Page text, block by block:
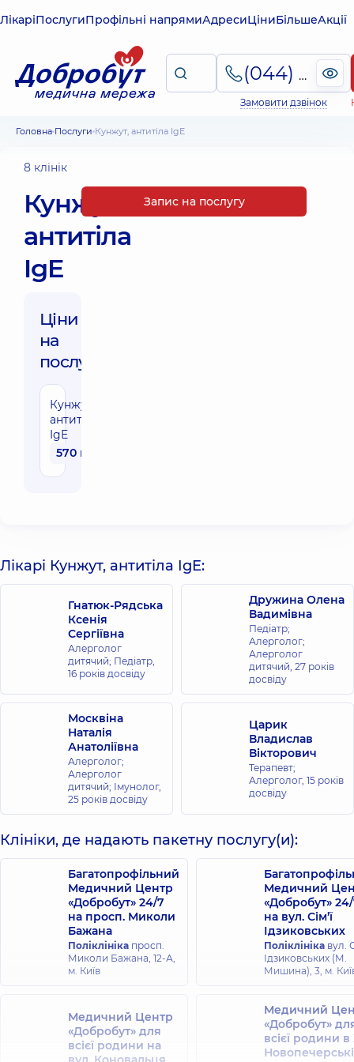
ЛікаріПослугиПрофільні напрямиАдресиЦіниБільшеАкції
(044) 495-2-888
Замовити дзвінок
Головна Послуги Кунжут, антитіла IgE
8 клінік
Кунжут,
антитіла
IgE
Ціни
на
послуги:
Кунжут,
антитіла
IgE
570 грн
Запис на послугу
Лікарі Кунжут, антитіла IgE:
Гнатюк-Рядська
Ксенія
Сергіївна
Алерголог
дитячий; Педіатр,
16 років досвіду
Дружина Олена
Вадимівна
Педіатр;
Алерголог;
Алерголог
дитячий, 27 років
досвіду
Москвіна
Наталія
Анатоліївна
Алерголог;
Алерголог
дитячий; Імунолог,
25 років досвіду
Царик
Владислав
Вікторович
Терапевт;
Алерголог, 15 років
досвіду
Клініки, де надають пакетну послугу(и):
Багатопрофільний
Медичний Центр
«Добробут» 24/7
на просп. Миколи
Бажана
Поліклініка просп.
Миколи Бажана, 12-А,
м. Київ
Медичний
«Добробут»
на вул. Сім’ї
Ідзиковських
Поліклініка вул.
Ідзиковських (М.
Мишина), 3, м.
Медичний Центр
«Добробут» для
всієї родини на
Медичний
«Добробут»
всієї родини
Новопечерські